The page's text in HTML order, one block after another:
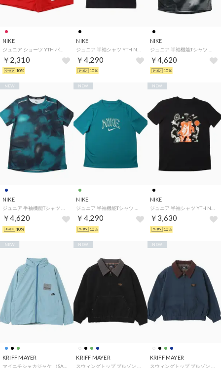
NIKE
ジュニア ショーツ YTH パーク III NB ショート K BV6865657 （レッド）
￥2,310
10%
NIKE
ジュニア 半袖シャツ YTH NSW M90 レトロ CHAMPS S/S Tシャツ IO1943010 （ブラック）
￥4,290
10%
NIKE
ジュニア 半袖機能Tシャツ YTH DF マイラー S/S トップ NOVELTY IO3390010 （ブラック）
￥4,620
10%
NIKE
￥4,620
NEW
10%
NIKE
￥4,290
NEW
10%
NIKE
￥3,630
NEW
10%
KRIFF MAYER
NEW
KRIFF MAYER
NEW
KRIFF MAYER
NEW